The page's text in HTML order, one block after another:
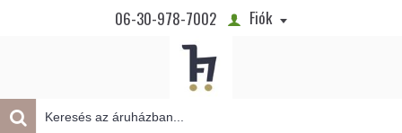
06-30-978-7002 Fiók